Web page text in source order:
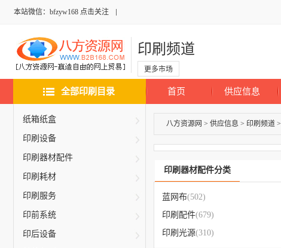
本站微信：bfzyw168 点击关注
印刷频道
更多市场
全部印刷目录 首页 供应信息
纸箱纸盒
印刷设备
印刷器材配件
印刷耗材
印刷服务
印前系统
印后设备
八方资源网 > 供应信息 > 印刷频道 >
印刷器材配件分类
蓝网布(502)
印刷配件(679)
印刷光源(310)